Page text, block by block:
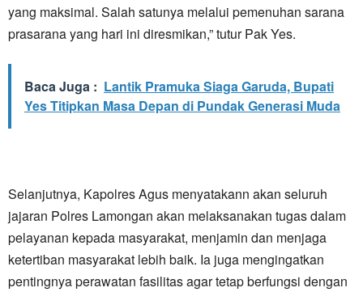
yang maksimal. Salah satunya melalui pemenuhan sarana
prasarana yang hari ini diresmikan,” tutur Pak Yes.
Baca Juga : Lantik Pramuka Siaga Garuda, Bupati
Yes Titipkan Masa Depan di Pundak Generasi Muda
Selanjutnya, Kapolres Agus menyatakann akan seluruh
jajaran Polres Lamongan akan melaksanakan tugas dalam
pelayanan kepada masyarakat, menjamin dan menjaga
ketertiban masyarakat lebih baik. Ia juga mengingatkan
pentingnya perawatan fasilitas agar tetap berfungsi dengan